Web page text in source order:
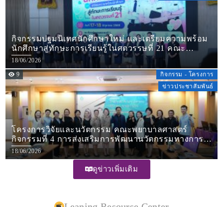
กิจกรรมปฐมนิเทศนักศึกษาใหม่ และเตรียมความพร้อม
นักศึกษาสู่ทักษะการเรียนรู้ในศตวรรษที่ 21 คณะ
พยาบาลศาสตร์มหาวิทยาลัยราชภัฏชัยภูมิ ปีการศึกษา
2569
18/06/2026
9
กิจกรรม - โครงการ
ข่าวประชาสัมพันธ์
โครงการวิจัยและนวัตกรรม คณะพยาบาลศาสตร์
กิจกรรมที่ 4 การส่งเสริมการพัฒนานวัตกรรมทางการ
พยาบาล
18/06/2026
ดูข่าวเพิ่มเติม